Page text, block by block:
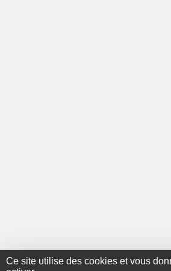
Ce site utilise des cookies et vous